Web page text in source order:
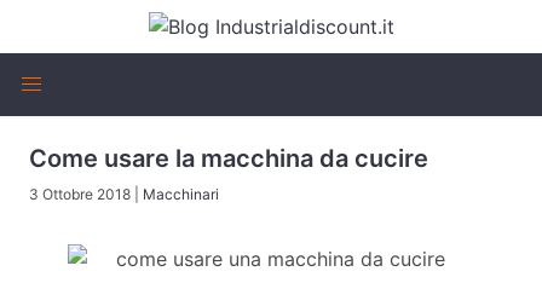
Come usare la macchina da cucire
3 Ottobre 2018 Macchinari